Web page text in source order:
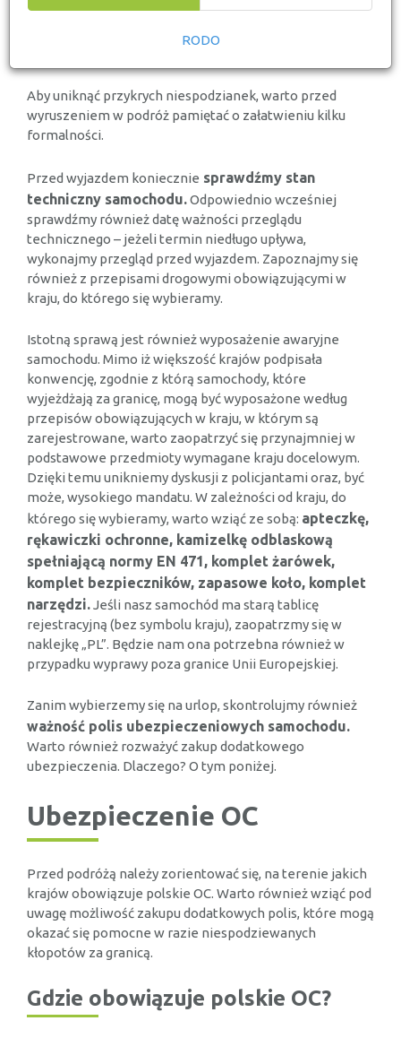
RODO
do wyjazdu
Aby uniknąć przykrych niespodzianek, warto przed
wyruszeniem w podróż pamiętać o załatwieniu kilku
formalności.
Przed wyjazdem koniecznie sprawdźmy stan
techniczny samochodu.Odpowiednio wcześniej
sprawdźmy również datę ważności przeglądu
technicznego – jeżeli termin niedługo upływa,
wykonajmy przegląd przed wyjazdem. Zapoznajmy się
również z przepisami drogowymi obowiązującymi w
kraju, do którego się wybieramy.
Istotną sprawą jest również wyposażenie awaryjne
samochodu. Mimo iż większość krajów podpisała
konwencję, zgodnie z którą samochody, które
wyjeżdżają za granicę, mogą być wyposażone według
przepisów obowiązujących w kraju, w którym są
zarejestrowane, warto zaopatrzyć się przynajmniej w
podstawowe przedmioty wymagane kraju docelowym.
Dzięki temu unikniemy dyskusji z policjantami oraz, być
może, wysokiego mandatu. W zależności od kraju, do
którego się wybieramy, warto wziąć ze sobą: apteczkę,
rękawiczki ochronne, kamizelkę odblaskową
spełniającą normy EN 471, komplet żarówek,
komplet bezpieczników, zapasowe koło, komplet
narzędzi.Jeśli nasz samochód ma starą tablicę
rejestracyjną (bez symbolu kraju), zaopatrzmy się w
naklejkę „PL”. Będzie nam ona potrzebna również w
przypadku wyprawy poza granice Unii Europejskiej.
Zanim wybierzemy się na urlop, skontrolujmy również
ważność polis ubezpieczeniowych samochodu.
Warto również rozważyć zakup dodatkowego
ubezpieczenia. Dlaczego? O tym poniżej.
Ubezpieczenie OC
Przed podróżą należy zorientować się, na terenie jakich
krajów obowiązuje polskie OC. Warto również wziąć pod
uwagę możliwość zakupu dodatkowych polis, które mogą
okazać się pomocne w razie niespodziewanych
kłopotów za granicą.
Gdzie obowiązuje polskie OC?